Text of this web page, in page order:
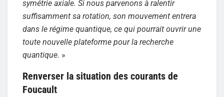
symétrie axiale. Si nous parvenons à ralentir
suffisamment sa rotation, son mouvement entrera
dans le régime quantique, ce qui pourrait ouvrir une
toute nouvelle plateforme pour la recherche
quantique. »
Renverser la situation des courants de
Foucault